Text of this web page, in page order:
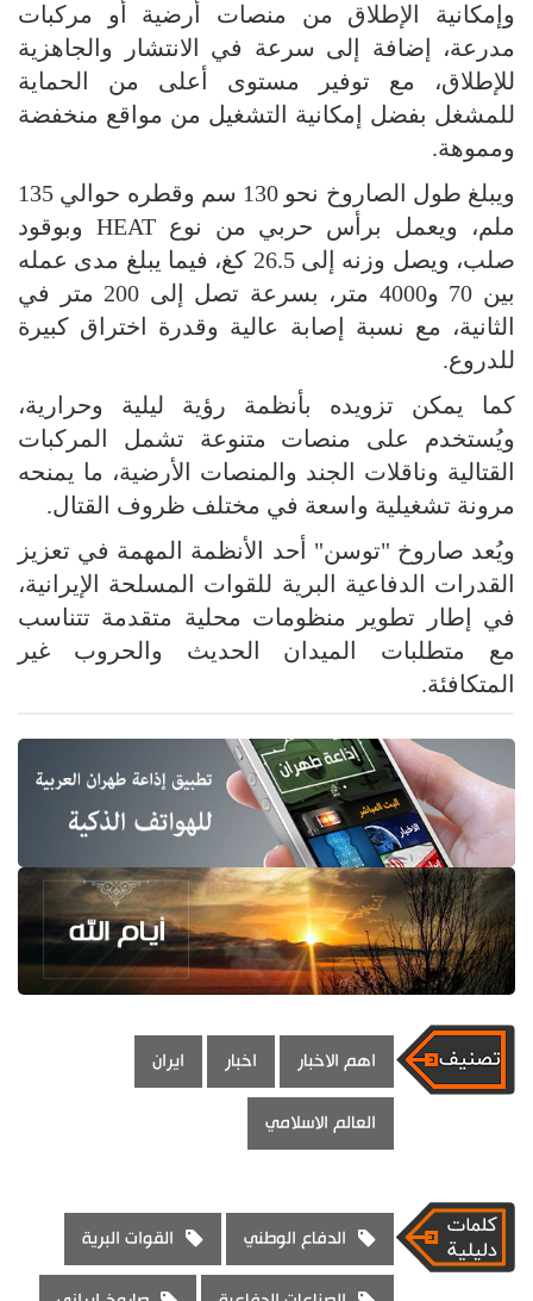
وإمكانية الإطلاق من منصات أرضية أو مركبات
مدرعة، إضافة إلى سرعة في الانتشار والجاهزية
للإطلاق، مع توفير مستوى أعلى من الحماية
للمشغل بفضل إمكانية التشغيل من مواقع منخفضة
ومموهة.
ويبلغ طول الصاروخ نحو 130 سم وقطره حوالي 135
ملم، ويعمل برأس حربي من نوع HEAT وبوقود
صلب، ويصل وزنه إلى 26.5 كغ، فيما يبلغ مدى عمله
بين 70 و4000 متر، بسرعة تصل إلى 200 متر في
الثانية، مع نسبة إصابة عالية وقدرة اختراق كبيرة
للدروع.
كما يمكن تزويده بأنظمة رؤية ليلية وحرارية،
ويُستخدم على منصات متنوعة تشمل المركبات
القتالية وناقلات الجند والمنصات الأرضية، ما يمنحه
مرونة تشغيلية واسعة في مختلف ظروف القتال.
ويُعد صاروخ "توسن" أحد الأنظمة المهمة في تعزيز
القدرات الدفاعية البرية للقوات المسلحة الإيرانية،
في إطار تطوير منظومات محلية متقدمة تتناسب
مع متطلبات الميدان الحديث والحروب غير
المتكافئة.
اهم الاخبار اخبار ايران
العالم الاسلامي
الدفاع الوطني القوات البرية